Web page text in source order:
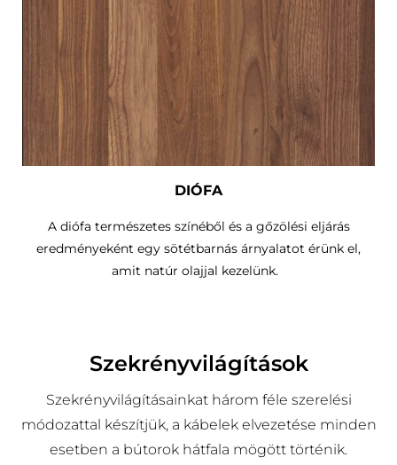
DIÓFA
A diófa természetes színéből és a gőzölési eljárás
eredményeként egy sötétbarnás árnyalatot érünk el,
amit natúr olajjal kezelünk.
Szekrényvilágítások
Szekrényvilágításainkat három féle szerelési
módozattal készítjük, a kábelek elvezetése minden
esetben a bútorok hátfala mögött történik.